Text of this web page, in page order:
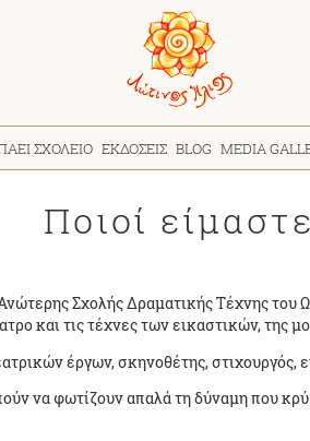
ΣΧΟΛΕΙΟ ΕΚΔΟΣΕΙΣ BLOG MEDIA
Ποιοί είμαστε
Σχολής Δραματικής Τέχνης
και τις τέχνες των εικαστικών, της
έργων, σκηνοθέτης, στιχουργός,
να φωτίζουν απαλά τη δύναμη που